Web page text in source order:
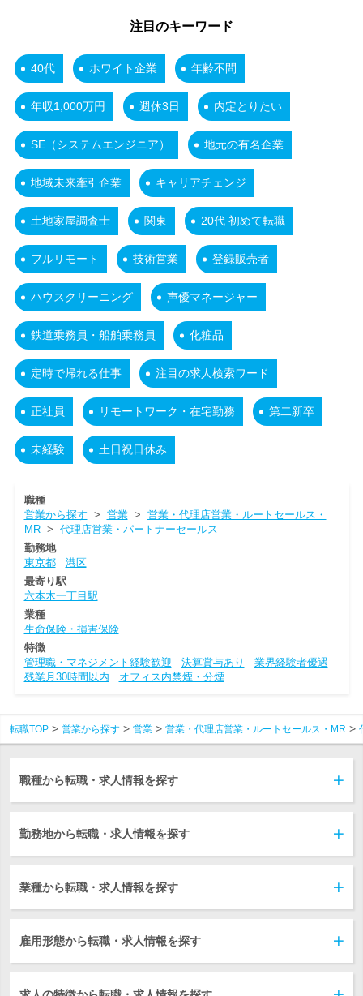
注目のキーワード
40代 ホワイト企業 年齢不問
年収1,000万円 週休3日 内定とりたい
SE（システムエンジニア） 地元の有名企業
地域未来牽引企業 キャリアチェンジ
土地家屋調査士 関東 20代 初めて転職
フルリモート 技術営業 登録販売者
ハウスクリーニング 声優マネージャー
鉄道乗務員・船舶乗務員 化粧品
定時で帰れる仕事 注目の求人検索ワード
正社員 リモートワーク・在宅勤務 第二新卒
未経験 土日祝日休み
職種
営業から探す > 営業> 営業・代理店営業・ルートセールス・
MR> 代理店営業・パートナーセールス
勤務地
東京都
港区
最寄り駅
六本木一丁目駅
業種
生命保険・損害保険
特徴
管理職・マネジメント経験歓迎
決算賞与あり
業界経験者優遇
残業月30時間以内
オフィス内禁煙・分煙
転職TOP 営業から探す 営業 営業・代理店営業・ルートセールス・MR
職種から転職・求人情報を探す
勤務地から転職・求人情報を探す
業種から転職・求人情報を探す
雇用形態から転職・求人情報を探す